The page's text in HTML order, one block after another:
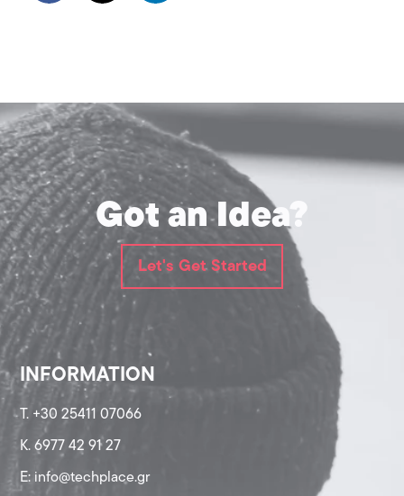
Got an Idea?
Let's Get Started
INFORMATION
T. +30 25411 07066
K. 6977 42 91 27
Ε: info@techplace.gr